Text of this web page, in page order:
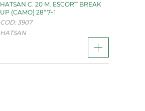
HATSAN C. 20 M. ESCORT BREAK
UP (CAMO) 28" 7+1
COD: 3907
HATSAN